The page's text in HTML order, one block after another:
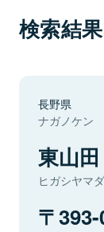
検索結果
長野県
ナガノケン
東山田
ヒガシヤマダ